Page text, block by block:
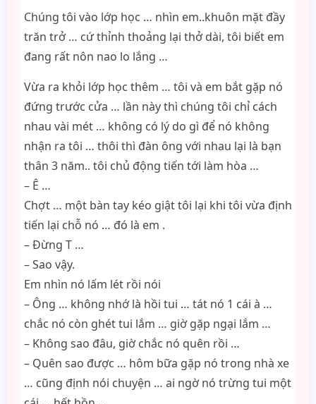
Chúng tôi vào lớp học … nhìn em..khuôn mặt đầy
trăn trở … cứ thỉnh thoảng lại thở dài, tôi biết em
đang rất nôn nao lo lắng …
Vừa ra khỏi lớp học thêm … tôi và em bắt gặp nó
đứng trước cửa … lần này thì chúng tôi chỉ cách
nhau vài mét … không có lý do gì để nó không
nhận ra tôi … thôi thì đàn ông với nhau lại là bạn
thân 3 năm.. tôi chủ động tiến tới làm hòa …
– Ê …
Chợt … một bàn tay kéo giật tôi lại khi tôi vừa định
tiến lại chỗ nó … đó là em .
– Đừng T …
– Sao vậy.
Em nhìn nó lấm lét rồi nói
– Ông … không nhớ là hồi tui … tát nó 1 cái à …
chắc nó còn ghét tui lắm … giờ gặp ngại lắm …
– Không sao đâu, giờ chắc nó quên rồi …
– Quên sao được … hôm bữa gặp nó trong nhà xe
… cũng định nói chuyện … ai ngờ nó trừng tui một